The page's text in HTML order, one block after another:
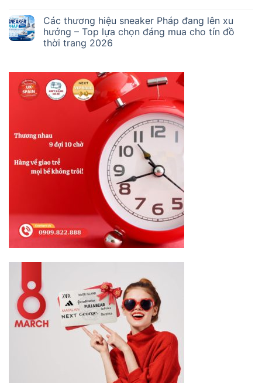
Các thương hiệu sneaker Pháp đang lên xu
hướng – Top lựa chọn đáng mua cho tín đồ
thời trang 2026